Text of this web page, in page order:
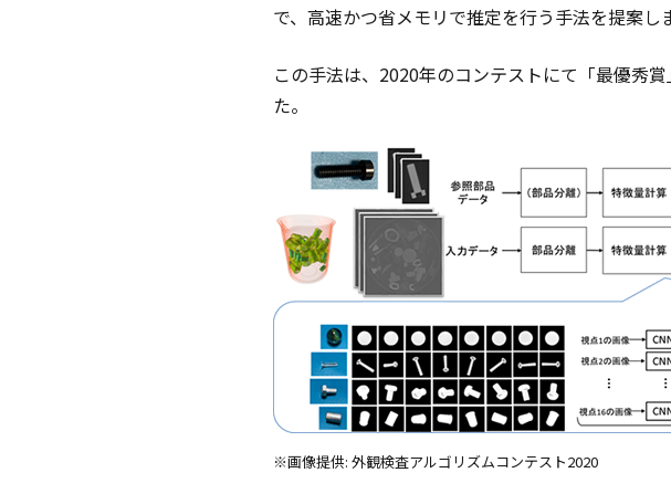
で、高速かつ省メモリで推定を行う手法を提案し
この手法は、2020年のコンテストにて「最優秀
た。
※画像提供: 外観検査アルゴリズムコンテスト2020